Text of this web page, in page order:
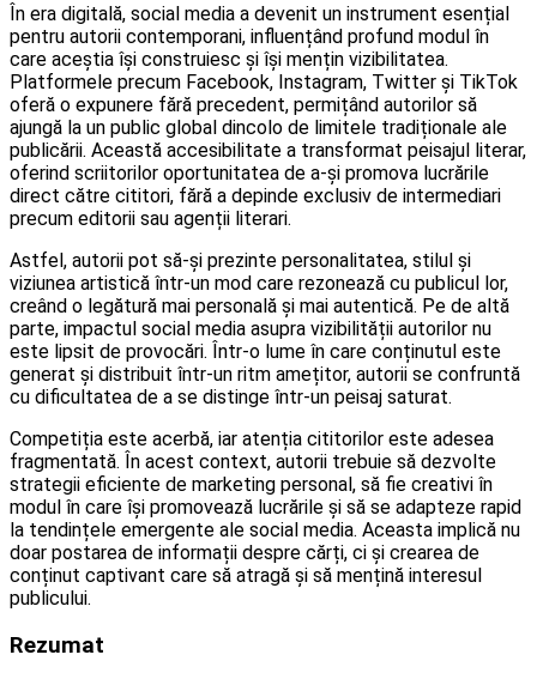
În era digitală, social media a devenit un instrument esențial
pentru autorii contemporani, influențând profund modul în
care aceștia își construiesc și își mențin vizibilitatea.
Platformele precum Facebook, Instagram, Twitter și TikTok
oferă o expunere fără precedent, permițând autorilor să
ajungă la un public global dincolo de limitele tradiționale ale
publicării. Această accesibilitate a transformat peisajul literar,
oferind scriitorilor oportunitatea de a-și promova lucrările
direct către cititori, fără a depinde exclusiv de intermediari
precum editorii sau agenții literari.
Astfel, autorii pot să-și prezinte personalitatea, stilul și
viziunea artistică într-un mod care rezonează cu publicul lor,
creând o legătură mai personală și mai autentică. Pe de altă
parte, impactul social media asupra vizibilității autorilor nu
este lipsit de provocări. Într-o lume în care conținutul este
generat și distribuit într-un ritm amețitor, autorii se confruntă
cu dificultatea de a se distinge într-un peisaj saturat.
Competiția este acerbă, iar atenția cititorilor este adesea
fragmentată. În acest context, autorii trebuie să dezvolte
strategii eficiente de marketing personal, să fie creativi în
modul în care își promovează lucrările și să se adapteze rapid
la tendințele emergente ale social media. Aceasta implică nu
doar postarea de informații despre cărți, ci și crearea de
conținut captivant care să atragă și să mențină interesul
publicului.
Rezumat